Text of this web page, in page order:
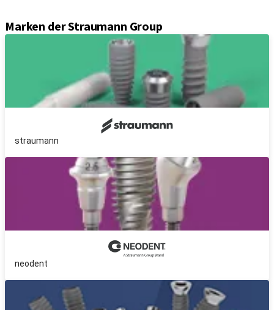
Marken der Straumann Group
straumann
neodent